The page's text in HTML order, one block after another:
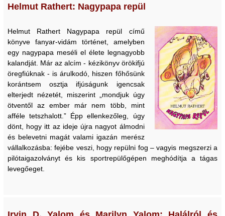
Helmut Rathert: Nagypapa repül
Helmut Rathert Nagypapa repül című
könyve fanyar-vidám történet, amelyben
egy nagypapa meséli el élete legnagyobb
kalandját. Már az alcím - kézikönyv örökifjú
öregfiúknak - is árulkodó, hiszen főhősünk
korántsem osztja ifjúságunk igencsak
elterjedt nézetét, miszerint „mondjuk úgy
ötventől az ember már nem több, mint
afféle tetszhalott.” Épp ellenkezőleg, úgy
dönt, hogy itt az ideje újra nagyot álmodni
és belevetni magát valami igazán merész
vállalkozásba: fejébe veszi, hogy repülni fog – vagyis megszerzi a
pilótaigazolványt és kis sportrepülőgépen meghódítja a tágas
levegőeget.